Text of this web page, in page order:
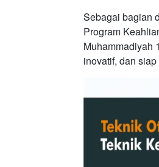
Sebagai bagian
Program
Muhammadiyah
inovatif, dan